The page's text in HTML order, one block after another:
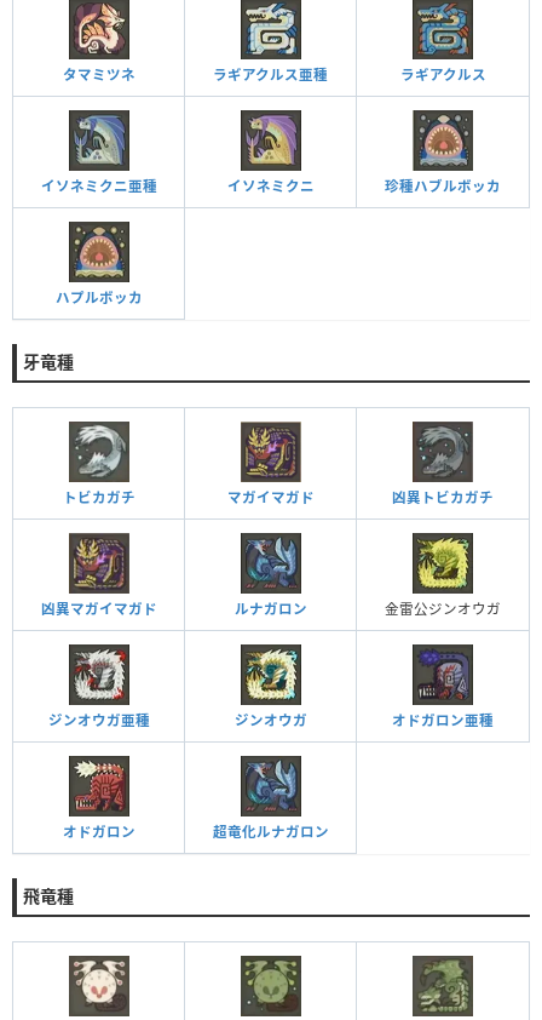
タマミツネ ラギアクルス亜種 ラギアクルス
イソネミクニ亜種 イソネミクニ 珍種ハブルボッカ
ハプルボッカ
牙竜種
トビカガチ マガイマガド 凶異トビカガチ
凶異マガイマガド ルナガロン 金雷公ジンオウガ
ジンオウガ亜種 ジンオウガ オドガロン亜種
オドガロン 超竜化ルナガロン
飛竜種